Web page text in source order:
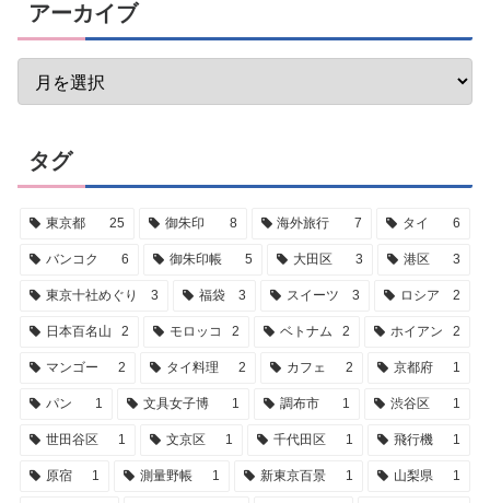
アーカイブ
タグ
東京都 25 御朱印 8 海外旅行 7 タイ 6
バンコク 6 御朱印帳 5 大田区 3 港区 3
東京十社めぐり 3 福袋 3 スイーツ 3 ロシア 2
日本百名山 2 モロッコ 2 ベトナム 2 ホイアン 2
マンゴー 2 タイ料理 2 カフェ 2 京都府 1
パン 1 文具女子博 1 調布市 1 渋谷区 1
世田谷区 1 文京区 1 千代田区 1 飛行機 1
原宿 1 測量野帳 1 新東京百景 1 山梨県 1